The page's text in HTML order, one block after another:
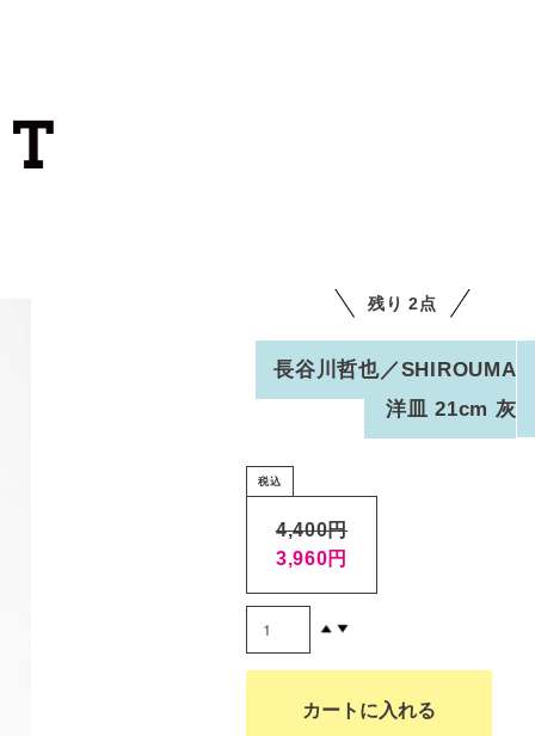
長谷川哲也／SHIROUMA
洋皿 21cm 灰
税込
4,400円
3,960円
残り 2点